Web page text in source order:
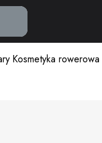
Kosmetyka rowerowa